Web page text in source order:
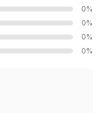
0%
0%
0%
0%